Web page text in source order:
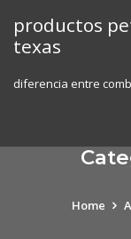
content
productos
texas
diferencia entre
Home